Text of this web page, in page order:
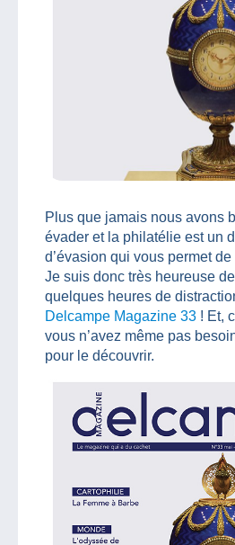
Plus que jamais nous avons
évader et la philatélie est un
d’évasion qui vous permet
Je suis donc très heureuse
quelques heures de
Delcampe Magazine 33 ! Et,
vous n’avez même pas
pour le découvrir.